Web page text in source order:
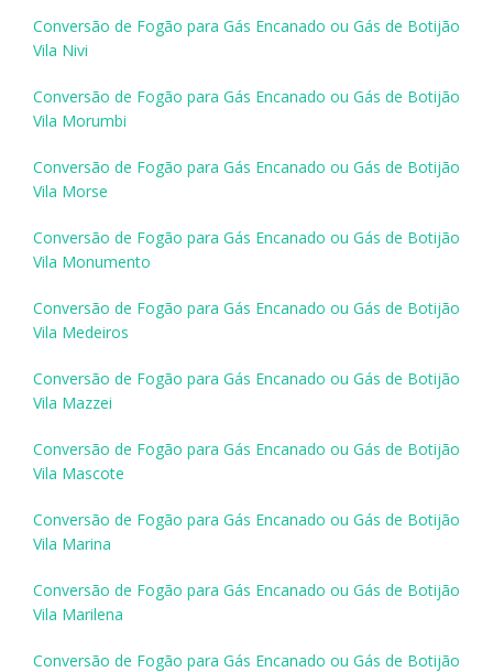
Conversão de Fogão para Gás Encanado ou Gás de Botijão
Vila Nivi
Conversão de Fogão para Gás Encanado ou Gás de Botijão
Vila Morumbi
Conversão de Fogão para Gás Encanado ou Gás de Botijão
Vila Morse
Conversão de Fogão para Gás Encanado ou Gás de Botijão
Vila Monumento
Conversão de Fogão para Gás Encanado ou Gás de Botijão
Vila Medeiros
Conversão de Fogão para Gás Encanado ou Gás de Botijão
Vila Mazzei
Conversão de Fogão para Gás Encanado ou Gás de Botijão
Vila Mascote
Conversão de Fogão para Gás Encanado ou Gás de Botijão
Vila Marina
Conversão de Fogão para Gás Encanado ou Gás de Botijão
Vila Marilena
Conversão de Fogão para Gás Encanado ou Gás de Botijão